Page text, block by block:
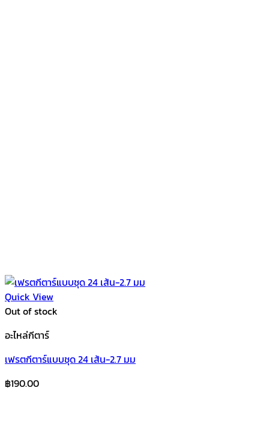
Quick View
Out of stock
อะไหล่กีตาร์
เฟรตกีตาร์แบบชุด 24 เส้น-2.7 มม
฿190.00